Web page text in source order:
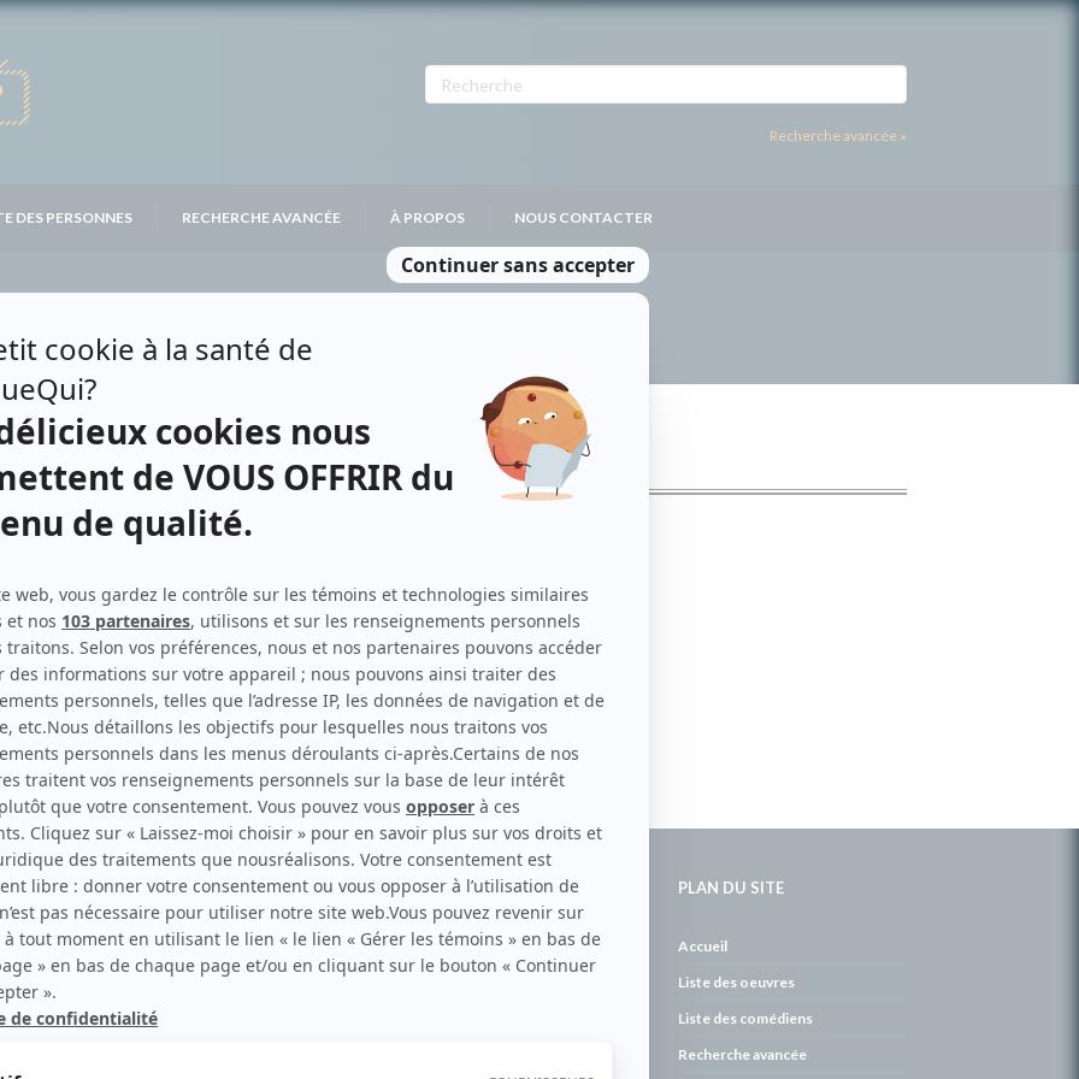
Recherche avancée »
DES PERSONNES RECHERCHE AVANCÉE À PROPOS NOUS CONTACTER
Personnages
Grande Ourse
Technicien
Nuremberg(Sergent Fuchs
)
Pavillon de l'oubli (The Sleep Room)(Philip Jones)
carbure à son petit écran. Celui qu’on surnomme parfois «l’encyclopédie de
à 2001. Sa spécialité: la télé québécoise. On peut l’entendre régulièrement
PLAN DU SITE
Accueil
Liste des oeuvres
Liste des comédiens
Recherche avancée